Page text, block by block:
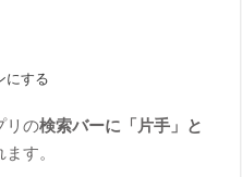
にする
リの検索バーに「片手」と
す。